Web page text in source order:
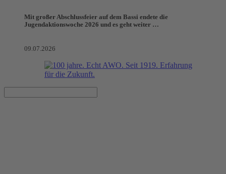
Mit großer Abschlussfeier auf dem Bassi endete die
Jugendaktionswoche 2026 und es geht weiter …
09.07.2026